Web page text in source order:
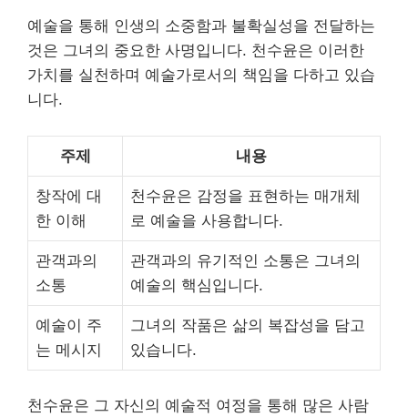
예술을 통해 인생의 소중함과 불확실성을 전달하는
것은 그녀의 중요한 사명입니다. 천수윤은 이러한
가치를 실천하며 예술가로서의 책임을 다하고 있습
니다.
주제 내용
창작에 대
한 이해
천수윤은 감정을 표현하는 매개체
로 예술을 사용합니다.
관객과의
소통
관객과의 유기적인 소통은 그녀의
예술의 핵심입니다.
예술이 주
는 메시지
그녀의 작품은 삶의 복잡성을 담고
있습니다.
천수윤은 그 자신의 예술적 여정을 통해 많은 사람